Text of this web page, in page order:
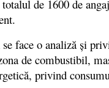
de 1600 de
face o analiză şi
de combustibil,
privind